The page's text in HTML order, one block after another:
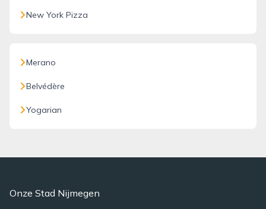
New York Pizza
Merano
Belvédère
Yogarian
Onze Stad Nijmegen